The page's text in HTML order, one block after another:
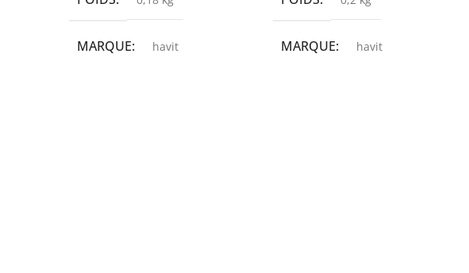
MARQUE havit MARQUE havit